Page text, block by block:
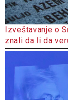
Izveštavanje o
znali da li da